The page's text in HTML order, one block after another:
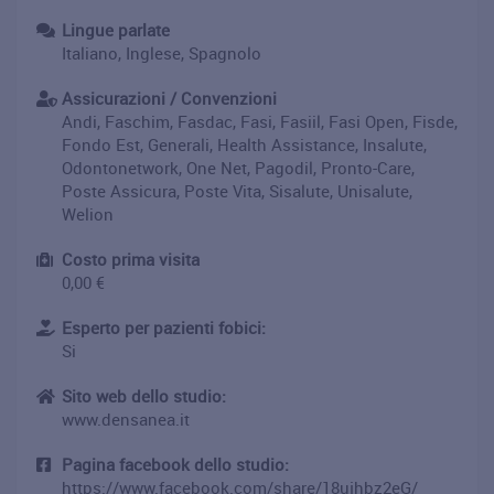
Lingue parlate
Italiano, Inglese, Spagnolo
Assicurazioni / Convenzioni
Andi, Faschim, Fasdac, Fasi, Fasiil, Fasi Open, Fisde,
Fondo Est, Generali, Health Assistance, Insalute,
Odontonetwork, One Net, Pagodil, Pronto-Care,
Poste Assicura, Poste Vita, Sisalute, Unisalute,
Welion
Costo prima visita
0,00 €
Esperto per pazienti fobici:
Si
Sito web dello studio:
www.densanea.it
Pagina facebook dello studio:
https://www.facebook.com/share/18ujhbz2eG/